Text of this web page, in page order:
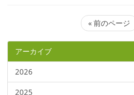
« 前のページ
アーカイブ
2026
2025